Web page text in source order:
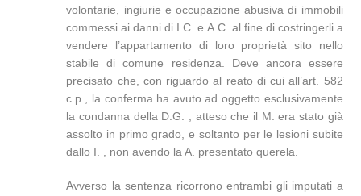
volontarie, ingiurie e occupazione abusiva di immobili
commessi ai danni di I.C. e A.C. al fine di costringerli a
vendere l’appartamento di loro proprietà sito nello
stabile di comune residenza. Deve ancora essere
precisato che, con riguardo al reato di cui all’art. 582
c.p., la conferma ha avuto ad oggetto esclusivamente
la condanna della D.G. , atteso che il M. era stato già
assolto in primo grado, e soltanto per le lesioni subite
dallo I. , non avendo la A. presentato querela.
Avverso la sentenza ricorrono entrambi gli imputati a